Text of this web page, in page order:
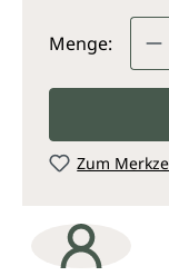
Menge:
Zum